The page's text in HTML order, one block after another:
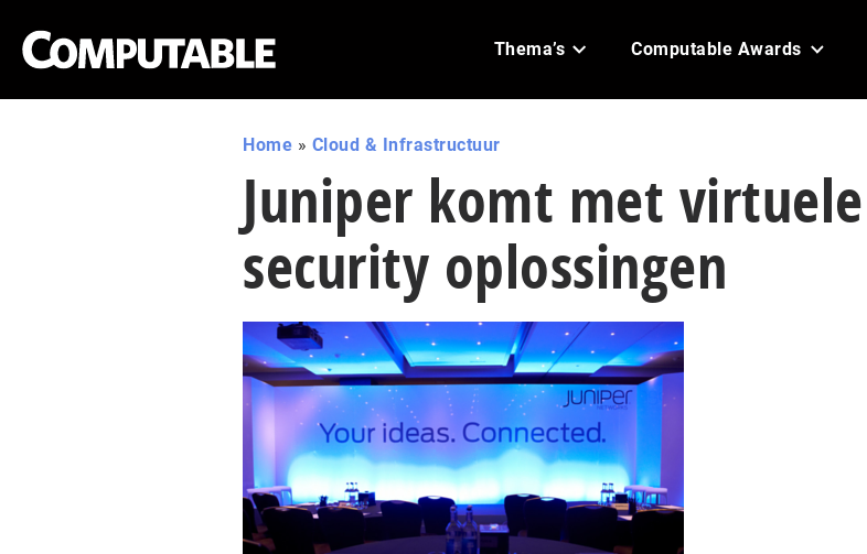
Thema’s Computable Awards
Home » Cloud & Infrastructuur
Juniper komt met virtuele
security oplossingen